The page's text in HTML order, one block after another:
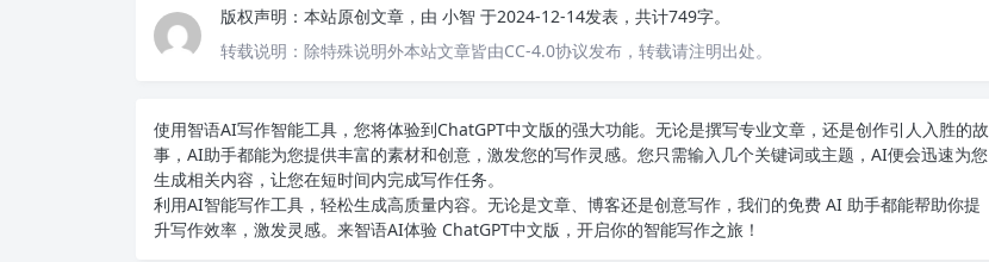
版权声明： 本站原创文章，由 小智 于2024-12-14发表，共计749字。
转载说明： 除特殊说明外本站文章皆由CC-4.0协议发布，转载请注明出处。
使用智语AI写作智能工具，您将体验到ChatGPT中文版的强大功能。无论是撰写专业文章，还是创作引人入胜的故
事，AI助手都能为您提供丰富的素材和创意，激发您的写作灵感。您只需输入几个关键词或主题，AI便会迅速为您
生成相关内容，让您在短时间内完成写作任务。
利用AI智能写作工具，轻松生成高质量内容。无论是文章、博客还是创意写作，我们的免费 AI 助手都能帮助你提
升写作效率，激发灵感。来智语AI体验 ChatGPT中文版 ，开启你的智能写作之旅！